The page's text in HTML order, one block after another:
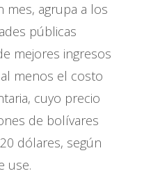
mes, agrupa a los
públicas
mejores ingresos
menos el costo
cuyo precio
de bolívares
dólares, según
use.